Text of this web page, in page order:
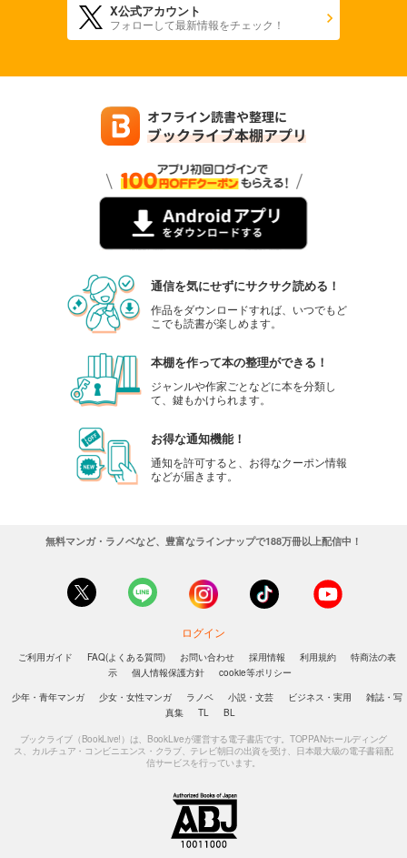
X公式アカウント
フォローして最新情報をチェック！
通信を気にせずにサクサク読める！
作品をダウンロードすれば、いつでもど
こでも読書が楽しめます。
本棚を作って本の整理ができる！
ジャンルや作家ごとなどに本を分類し
て、鍵もかけられます。
お得な通知機能！
通知を許可すると、お得なクーポン情報
などが届きます。
無料マンガ・ラノベなど、豊富なラインナップで188万冊以上配信中！
ログイン
ご利用ガイド FAQ(よくある質問) お問い合わせ 採用情報 利用規約
特商法の表
示
個人情報保護方針
cookie等ポリシー
少年・青年マンガ
少女・女性マンガ ラノベ 小説・文芸 ビジネス・実用
雑誌・写
真集
TL BL
ブックライブ（BookLive!）は、BookLiveが運営する電子書店です。TOPPANホールディング
ス、カルチュア・コンビニエンス・クラブ、テレビ朝日の出資を受け、日本最大級の電子書籍配
信サービスを行っています。